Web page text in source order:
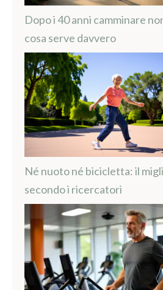
Dopo i 40 anni camminare
cosa serve davvero
Né nuoto né bicicletta: il
secondo i ricercatori